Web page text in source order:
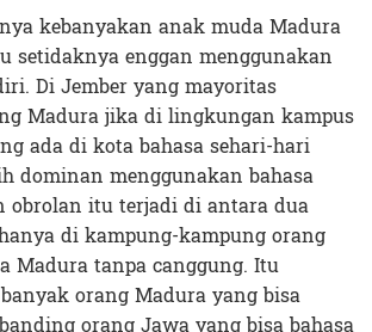
kebanyakan anak muda Madura
setidaknya enggan menggunakan
Di Jember yang mayoritas
Madura jika di lingkungan kampus
ada di kota bahasa sehari-hari
dominan menggunakan bahasa
obrolan itu terjadi di antara dua
di kampung-kampung orang
Madura tanpa canggung. Itu
orang Madura yang bisa
orang Jawa yang bisa bahasa